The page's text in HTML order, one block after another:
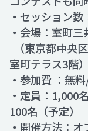
・セッション数
・会場：室町
（東京都中央
室町テラス3階）
・参加費 ：無
・定員：1,000
100名（予定）
・開催方法：